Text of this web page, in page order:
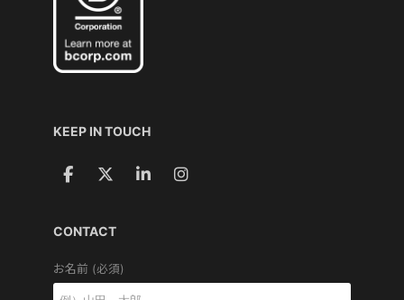
KEEP IN TOUCH
CONTACT
お名前 (必須)